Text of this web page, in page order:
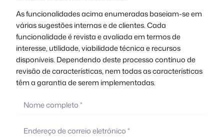
As funcionalidades acima enumeradas baseiam-se em
várias sugestões internas e de clientes. Cada
funcionalidade é revista e avaliada em termos de
interesse, utilidade, viabilidade técnica e recursos
disponíveis. Dependendo deste processo contínuo de
revisão de características, nem todas as características
têm a garantia de serem implementadas.